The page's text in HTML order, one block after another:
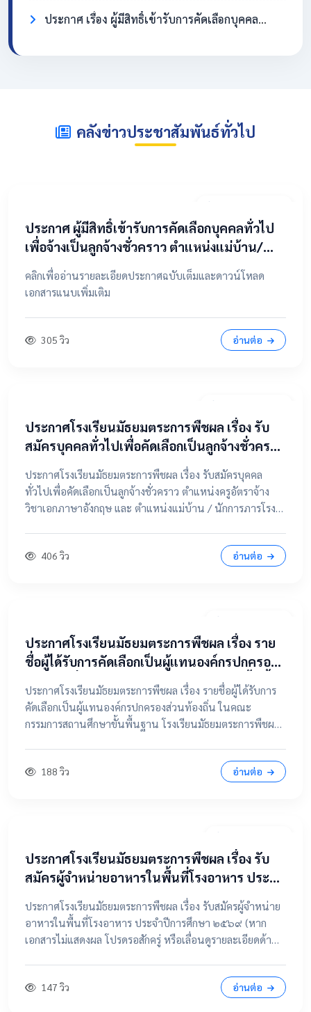
ประกาศ เรื่อง ผู้มีสิทธิ์เข้ารับการคัดเลือกบุคคลทั่วไปเพื่อจ้างเป็นลูกจ้างชั่วคราว ตำแหน่งครูอัตราจ้าง วิชาเอกภาษาอังกฤษ
คลังข่าวประชาสัมพันธ์ทั่วไป
​ประกาศ ผู้มีสิทธิ์เข้ารับการคัดเลือกบุคคลทั่วไป
เพื่อจ้างเป็นลูกจ้างชั่วคราว ตำแหน่งแม่บ้าน/
นักการภารโรง
คลิกเพื่ออ่านรายละเอียดประกาศฉบับเต็มและดาวน์โหลด
เอกสารแนบเพิ่มเติม
305 วิว อ่านต่อ
ประกาศโรงเรียนมัธยมตระการพืชผล เรื่อง รับ
สมัครบุคคลทั่วไปเพื่อคัดเลือกเป็นลูกจ้างชั่วคราว
ตำแหน่งครูอัตราจ้าง วิชาเอกภาษาอังกฤษ และ
ตำแหน่งแม่บ้าน / นักการภารโรง
ประกาศโรงเรียนมัธยมตระการพืชผล เรื่อง รับสมัครบุคคล
ทั่วไปเพื่อคัดเลือกเป็นลูกจ้างชั่วคราว ตำแหน่งครูอัตราจ้าง
วิชาเอกภาษาอังกฤษ และ ตำแหน่งแม่บ้าน / นักการภารโรง
406 วิว อ่านต่อ
ประกาศโรงเรียนมัธยมตระการพืชผล เรื่อง ราย
ชื่อผู้ได้รับการคัดเลือกเป็นผู้แทนองค์กรปกครอง
ส่วนท้องถิ่น ในคณะกรรมการสถานศึกษาขั้นพื้น
ฐาน
ประกาศโรงเรียนมัธยมตระการพืชผล เรื่อง รายชื่อผู้ได้รับการ
คัดเลือกเป็นผู้แทนองค์กรปกครองส่วนท้องถิ่น ในคณะ
กรรมการสถานศึกษาขั้นพื้นฐาน โรงเรียนมัธยมตระการพืชผล
188 วิว อ่านต่อ
ประกาศโรงเรียนมัธยมตระการพืชผล เรื่อง รับ
สมัครผู้จำหน่ายอาหารในพื้นที่โรงอาหาร ประจำ
ปีการศึกษา ๒๕๖๙
ประกาศโรงเรียนมัธยมตระการพืชผล เรื่อง รับสมัครผู้จำหน่าย
อาหารในพื้นที่โรงอาหาร ประจำปีการศึกษา ๒๕๖๙ (หาก
เอกสารไม่แสดงผล โปรดรอสักครู่ หรือเลื่อนดูรายละเอียดด้าน
147 วิว อ่านต่อ